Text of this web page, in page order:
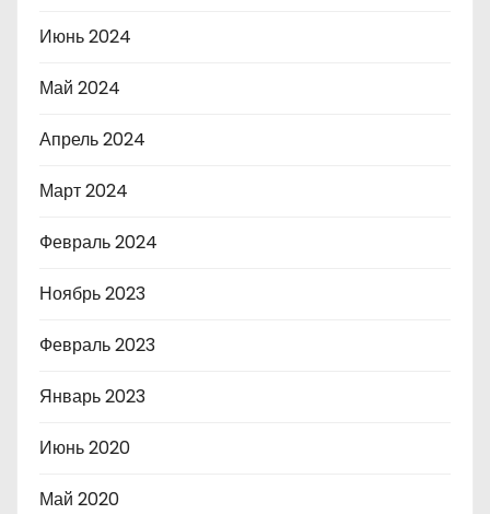
Июнь 2024
Май 2024
Апрель 2024
Март 2024
Февраль 2024
Ноябрь 2023
Февраль 2023
Январь 2023
Июнь 2020
Май 2020